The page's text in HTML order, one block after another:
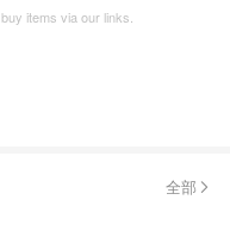
items via our links.
全部